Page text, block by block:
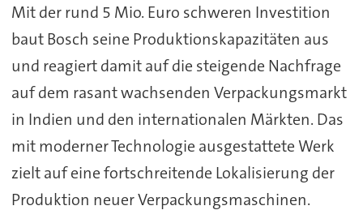
Mit der rund 5 Mio. Euro schweren Investition
baut Bosch seine Produktionskapazitäten aus
und reagiert damit auf die steigende Nachfrage
auf dem rasant wachsenden Verpackungsmarkt
in Indien und den internationalen Märkten. Das
mit moderner Technologie ausgestattete Werk
zielt auf eine fortschreitende Lokalisierung der
Produktion neuer Verpackungsmaschinen.